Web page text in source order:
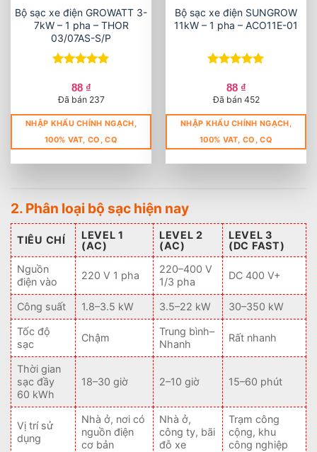
Bộ sạc xe điện GROWATT 3-
7kW – 1 pha – THOR
03/07AS-S/P
hạng5 5
sao
88 ₫
Đã bán 237
NHẬP KHẨU CHÍNH NGẠCH,
100% VAT, CO, CQ
Bộ sạc xe điện SUNGROW
11kW – 1 pha – ACO11E-01
hạng5 5
sao
88 ₫
Đã bán 452
NHẬP KHẨU CHÍNH NGẠCH,
100% VAT, CO, CQ
2. Phân loại bộ sạc hiện nay
TIÊU CHÍ
LEVEL 1
(AC)
LEVEL 2
(AC)
LEVEL 3
(DC FAST)
Nguồn
điện vào
220 V 1 pha
220–400 V
1/3 pha
DC 400 V+
Công suất 1.8–3.5 kW 3.5–22 kW 30–350 kW
Tốc độ
sạc
Chậm
Trung bình–
Nhanh
Rất nhanh
Thời gian
sạc đầy
60 kWh
18–30 giờ 2–10 giờ 15–60 phút
Vị trí sử
dụng
Nhà ở, nơi có
nguồn điện
cơ bản
Nhà ở,
công ty, bãi
đỗ xe
Trạm công
cộng, khu
công nghiệp